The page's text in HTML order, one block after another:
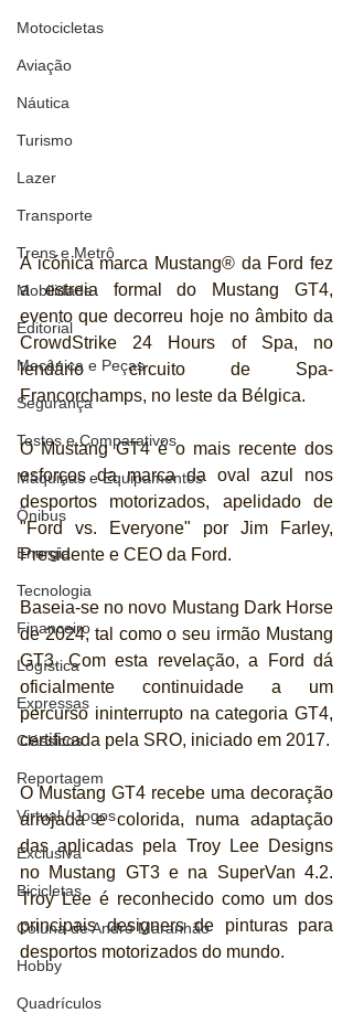
Motocicletas
Aviação
Náutica
Turismo
Lazer
Transporte
Trens e Metrô
Mobilidade
Editorial
Mecânica e Peças
Segurança
Testes e Comparativos
Máquinas e Equipamentos
Ônibus
Energia
Tecnologia
Financeiro
Logística
Expressas
Clássicos
Reportagem
Virtual / Jogos
Exclusiva
Bicicletas
Coluna de André Maranhão
Hobby
Quadrículos
A icónica marca Mustang® da Ford fez
a estreia formal do Mustang GT4,
evento que decorreu hoje no âmbito da
CrowdStrike 24 Hours of Spa, no
lendário circuito de Spa-
Francorchamps, no leste da Bélgica.
O Mustang GT4 é o mais recente dos
esforços da marca da oval azul nos
desportos motorizados, apelidado de
"Ford vs. Everyone" por Jim Farley,
Presidente e CEO da Ford.
Baseia-se no novo Mustang Dark Horse
de 2024, tal como o seu irmão Mustang
GT3. Com esta revelação, a Ford dá
oficialmente continuidade a um
percurso ininterrupto na categoria GT4,
O Mustang GT4 recebe uma decoração
arrojada e colorida, numa adaptação
das aplicadas pela Troy Lee Designs
no Mustang GT3 e na SuperVan 4.2.
Troy Lee é reconhecido como um dos
principais designers de pinturas para
desportos motorizados do mundo.